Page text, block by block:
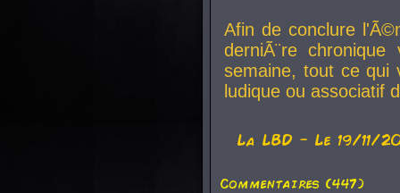
Afin de conclure
derniÃ¨re
semaine, tout ce qui
ludique ou associatif
La LBD - Le 19/11/
Commentaires (447)